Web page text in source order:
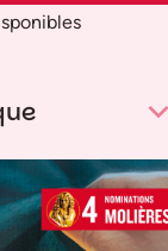
(ouPaul
),Violette
Constance Lawuy
Laure Triebel